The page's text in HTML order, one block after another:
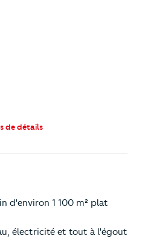
de détails
d'environ 1 100 m² plat
électricité et tout à l'égout